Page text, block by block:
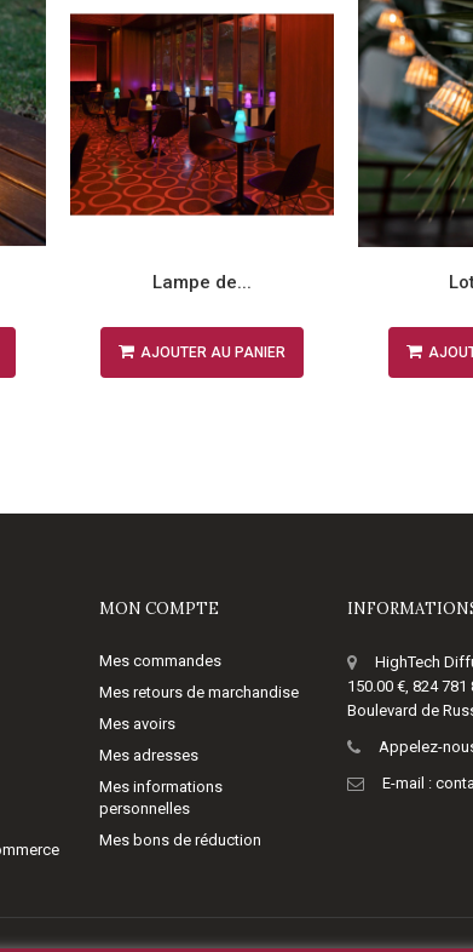
Lampe de...
AJOUTER AU PANIER
MON COMPTE
Mes commandes
Mes retours de marchandise
Mes avoirs
Mes adresses
Mes informations
personnelles
Mes bons de réduction
HighTech
150.00 €, 824 781
Boulevard de
Appelez-
E-mail :